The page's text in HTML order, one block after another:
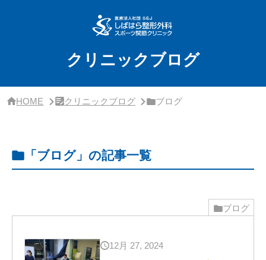
クリニックブログ
HOME クリニックブログ ブログ
「ブログ」の記事一覧
ブログ
12月 27, 2024